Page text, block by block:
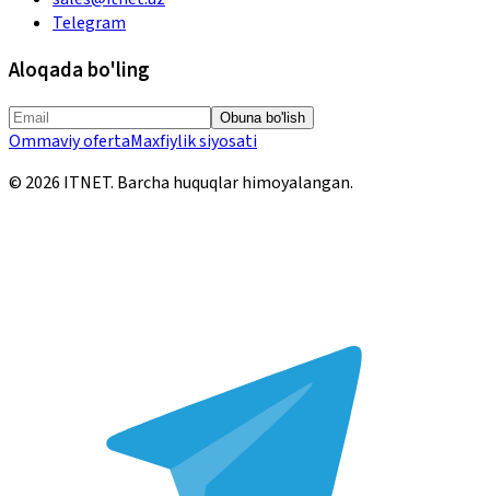
Telegram
Aloqada bo'ling
Obuna bo'lish
Ommaviy ofertaMaxfiylik siyosati
© 2026 ITNET. Barcha huquqlar himoyalangan.